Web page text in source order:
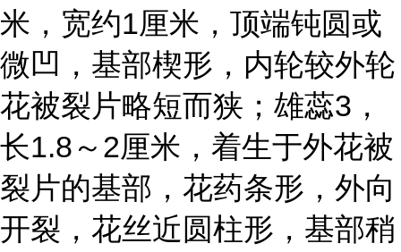
米，宽约1厘米，顶端钝圆或
微凹，基部楔形，内轮较外轮
花被裂片略短而狭；雄蕊3，
长1.8～2厘米，着生于外花被
裂片的基部，花药条形，外向
开裂，花丝近圆柱形，基部稍